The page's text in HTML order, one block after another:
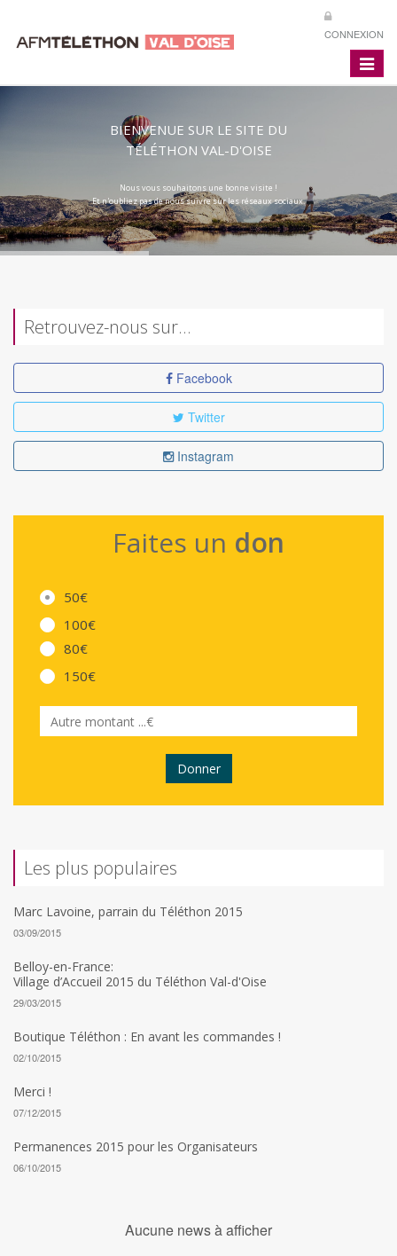
CONNEXION
Toggle
BIENVENUE SUR LE SITE DU
TÉLÉTHON VAL-D'OISE
Nous vous souhaitons une bonne visite !
Et n'oubliez pas de nous suivre sur les réseaux sociaux.
Retrouvez-nous sur…
Facebook
Twitter
Instagram
Faites un don
50€
100€
80€
150€
Donner
Les plus populaires
Marc Lavoine, parrain du Téléthon 2015
03/09/2015
Belloy-en-France:
Village d’Accueil 2015 du Téléthon Val-d'Oise
29/03/2015
Boutique Téléthon : En avant les commandes !
02/10/2015
Merci !
07/12/2015
Permanences 2015 pour les Organisateurs
06/10/2015
Aucune news à afficher